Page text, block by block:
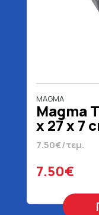
MAGMA
Magma
x 27 x 7
7.50€/τεμ.
7.50€